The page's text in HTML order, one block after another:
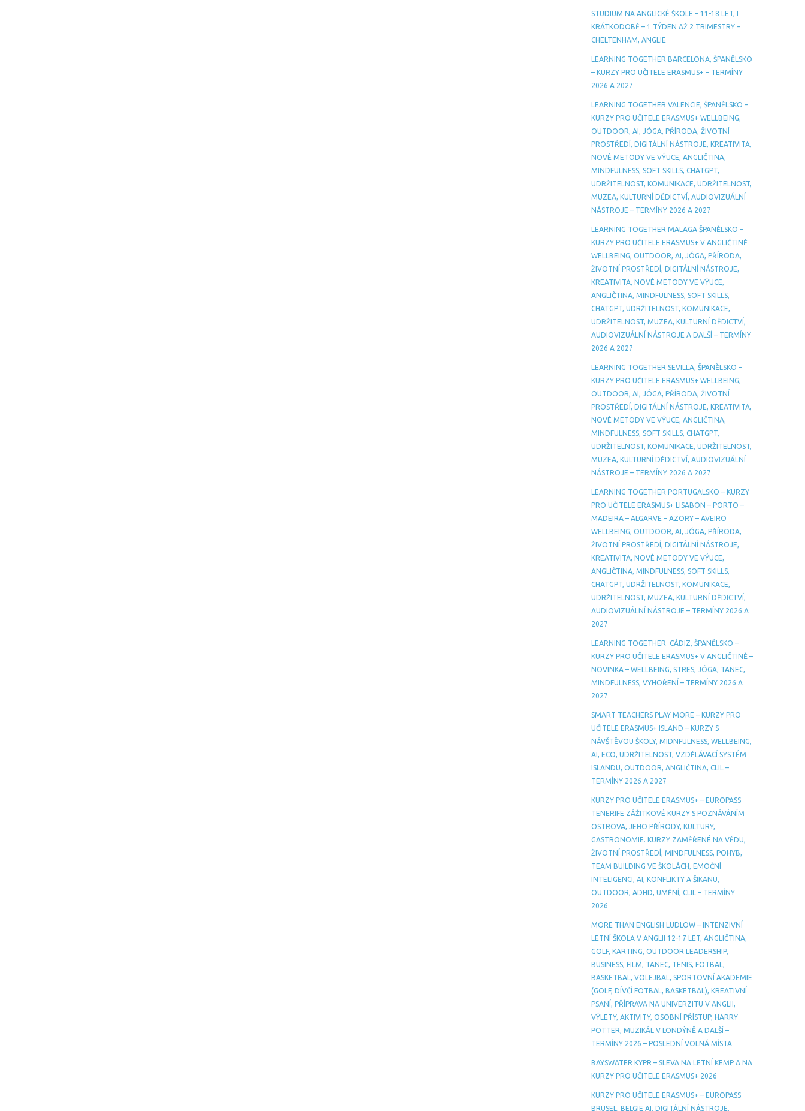
STUDIUM NA ANGLICKÉ ŠKOLE – 11-18 LET, I
KRÁTKODOBĚ – 1 TÝDEN AŽ 2 TRIMESTRY –
CHELTENHAM, ANGLIE
LEARNING TOGETHER BARCELONA, ŠPANĚLSKO
– KURZY PRO UČITELE ERASMUS+ – TERMÍNY
2026 A 2027
LEARNING TOGETHER VALENCIE, ŠPANĚLSKO –
KURZY PRO UČITELE ERASMUS+ WELLBEING,
OUTDOOR, AI, JÓGA, PŘÍRODA, ŽIVOTNÍ
PROSTŘEDÍ, DIGITÁLNÍ NÁSTROJE, KREATIVITA,
NOVÉ METODY VE VÝUCE, ANGLIČTINA,
MINDFULNESS, SOFT SKILLS, CHATGPT,
UDRŽITELNOST, KOMUNIKACE, UDRŽITELNOST,
MUZEA, KULTURNÍ DĚDICTVÍ, AUDIOVIZUÁLNÍ
NÁSTROJE – TERMÍNY 2026 A 2027
LEARNING TOGETHER MALAGA ŠPANĚLSKO –
KURZY PRO UČITELE ERASMUS+ V ANGLIČTINĚ
WELLBEING, OUTDOOR, AI, JÓGA, PŘÍRODA,
ŽIVOTNÍ PROSTŘEDÍ, DIGITÁLNÍ NÁSTROJE,
KREATIVITA, NOVÉ METODY VE VÝUCE,
ANGLIČTINA, MINDFULNESS, SOFT SKILLS,
CHATGPT, UDRŽITELNOST, KOMUNIKACE,
UDRŽITELNOST, MUZEA, KULTURNÍ DĚDICTVÍ,
AUDIOVIZUÁLNÍ NÁSTROJE A DALŠÍ – TERMÍNY
2026 A 2027
LEARNING TOGETHER SEVILLA, ŠPANĚLSKO –
KURZY PRO UČITELE ERASMUS+ WELLBEING,
OUTDOOR, AI, JÓGA, PŘÍRODA, ŽIVOTNÍ
PROSTŘEDÍ, DIGITÁLNÍ NÁSTROJE, KREATIVITA,
NOVÉ METODY VE VÝUCE, ANGLIČTINA,
MINDFULNESS, SOFT SKILLS, CHATGPT,
UDRŽITELNOST, KOMUNIKACE, UDRŽITELNOST,
MUZEA, KULTURNÍ DĚDICTVÍ, AUDIOVIZUÁLNÍ
NÁSTROJE – TERMÍNY 2026 A 2027
LEARNING TOGETHER PORTUGALSKO – KURZY
PRO UČITELE ERASMUS+ LISABON – PORTO –
MADEIRA – ALGARVE – AZORY – AVEIRO
WELLBEING, OUTDOOR, AI, JÓGA, PŘÍRODA,
ŽIVOTNÍ PROSTŘEDÍ, DIGITÁLNÍ NÁSTROJE,
KREATIVITA, NOVÉ METODY VE VÝUCE,
ANGLIČTINA, MINDFULNESS, SOFT SKILLS,
CHATGPT, UDRŽITELNOST, KOMUNIKACE,
UDRŽITELNOST, MUZEA, KULTURNÍ DĚDICTVÍ,
AUDIOVIZUÁLNÍ NÁSTROJE – TERMÍNY 2026 A
2027
LEARNING TOGETHER CÁDIZ, ŠPANĚLSKO –
KURZY PRO UČITELE ERASMUS+ V ANGLIČTINĚ –
NOVINKA – WELLBEING, STRES, JÓGA, TANEC,
MINDFULNESS, VYHOŘENÍ – TERMÍNY 2026 A
2027
SMART TEACHERS PLAY MORE – KURZY PRO
UČITELE ERASMUS+ ISLAND – KURZY S
NÁVŠTĚVOU ŠKOLY, MIDNFULNESS, WELLBEING,
AI, ECO, UDRŽITELNOST, VZDĚLÁVACÍ SYSTÉM
ISLANDU, OUTDOOR, ANGLIČTINA, CLIL –
TERMÍNY 2026 A 2027
KURZY PRO UČITELE ERASMUS+ – EUROPASS
TENERIFE ZÁŽITKOVÉ KURZY S POZNÁVÁNÍM
OSTROVA, JEHO PŘÍRODY, KULTURY,
GASTRONOMIE. KURZY ZAMĚŘENÉ NA VĚDU,
ŽIVOTNÍ PROSTŘEDÍ, MINDFULNESS, POHYB,
TEAM BUILDING VE ŠKOLÁCH, EMOČNÍ
INTELIGENCI, AI, KONFLIKTY A ŠIKANU,
OUTDOOR, ADHD, UMĚNÍ, CLIL – TERMÍNY
2026
MORE THAN ENGLISH LUDLOW – INTENZIVNÍ
LETNÍ ŠKOLA V ANGLII 12-17 LET, ANGLIČTINA,
GOLF, KARTING, OUTDOOR LEADERSHIP,
BUSINESS, FILM, TANEC, TENIS, FOTBAL,
BASKETBAL, VOLEJBAL, SPORTOVNÍ AKADEMIE
(GOLF, DÍVČÍ FOTBAL, BASKETBAL), KREATIVNÍ
PSANÍ, PŘÍPRAVA NA UNIVERZITU V ANGLII,
VÝLETY, AKTIVITY, OSOBNÍ PŘÍSTUP, HARRY
POTTER, MUZIKÁL V LONDÝNĚ A DALŠÍ –
TERMÍNY 2026 – POSLEDNÍ VOLNÁ MÍSTA
BAYSWATER KYPR – SLEVA NA LETNÍ KEMP A NA
KURZY PRO UČITELE ERASMUS+ 2026
KURZY PRO UČITELE ERASMUS+ – EUROPASS
BRUSEL, BELGIE AI, DIGITÁLNÍ NÁSTROJE,